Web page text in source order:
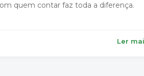
quem contar faz toda a diferença.
Ler